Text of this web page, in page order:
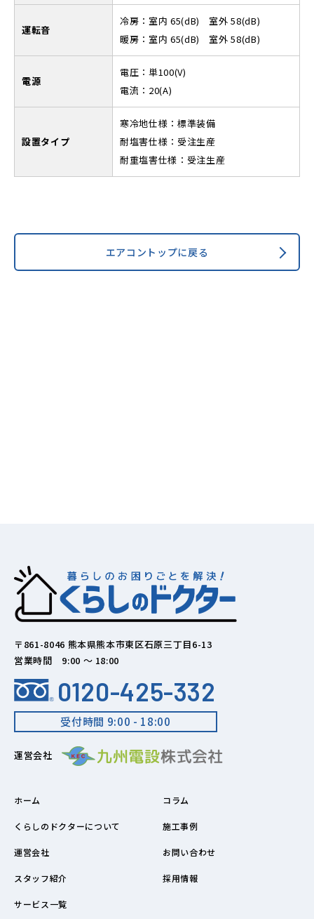
運転音
冷房：室内 65(dB) 室外 58(dB)
暖房：室内 65(dB) 室外 58(dB)
電源
電圧：単100(V)
電流：20(A)
設置タイプ
寒冷地仕様：標準装備
耐塩害仕様：受注生産
耐重塩害仕様：受注生産
エアコントップに戻る
〒861-8046 熊本県熊本市東区石原三丁目6-13
営業時間 9:00 ～ 18:00
0120-425-332
受付時間 9:00 - 18:00
運営会社
ホーム
くらしのドクターについて
運営会社
スタッフ紹介
サービス一覧
コラム
施工事例
お問い合わせ
採用情報